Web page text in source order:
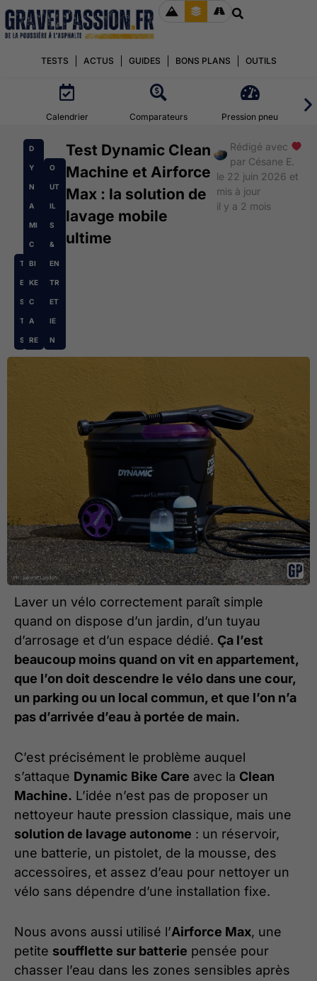
TESTS ACTUS GUIDES BONS PLANS OUTILS
Calendrier Comparateurs Pression pneu
T
E
S
T
S
D
Y
N
A
MI
C
BI
KE
C
A
RE
O
UT
IL
S
&
EN
TR
ET
IE
N
Test Dynamic Clean
Machine et Airforce
Max : la solution de
lavage mobile
ultime
Rédigé avec
parCésane E.
le 22 juin 2026 et
mis à jour
il y a 2 mois
Laver un vélo correctement paraît simple
quand on dispose d’un jardin, d’un tuyau
d’arrosage et d’un espace dédié. Ça l’est
beaucoup moins quand on vit en appartement,
que l’on doit descendre le vélo dans une cour,
un parking ou un local commun, et que l’on n’a
pas d’arrivée d’eau à portée de main.
C’est précisément le problème auquel
s’attaque Dynamic Bike Care avec la Clean
Machine. L’idée n’est pas de proposer un
nettoyeur haute pression classique, mais une
solution de lavage autonome : un réservoir,
une batterie, un pistolet, de la mousse, des
accessoires, et assez d’eau pour nettoyer un
vélo sans dépendre d’une installation fixe.
Nous avons aussi utilisé l’Airforce Max, une
petite soufflette sur batterie pensée pour
chasser l’eau dans les zones sensibles après